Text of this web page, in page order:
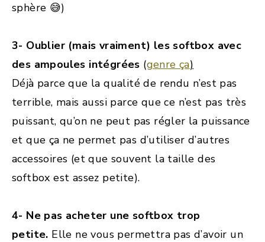
sphère 😅)
3- Oublier (mais vraiment) les softbox avec
des ampoules intégrées (genre ça)
Déjà parce que la qualité de rendu n’est pas
terrible, mais aussi parce que ce n’est pas très
puissant, qu’on ne peut pas régler la puissance
et que ça ne permet pas d’utiliser d’autres
accessoires (et que souvent la taille des
softbox est assez petite).
4- Ne pas acheter une softbox trop
petite. Elle ne vous permettra pas d’avoir un